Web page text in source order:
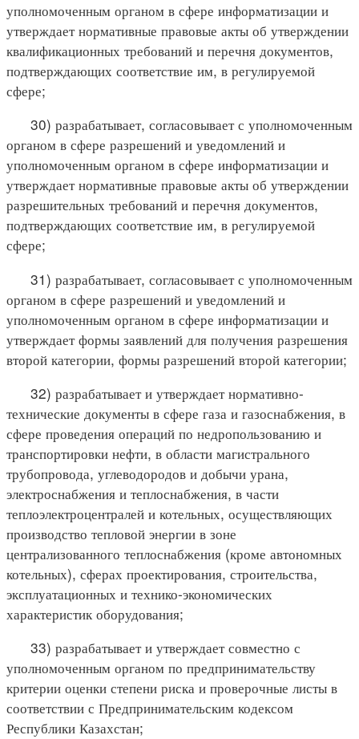
уполномоченным органом в сфере информатизации и
утверждает нормативные правовые акты об утверждении
квалификационных требований и перечня документов,
подтверждающих соответствие им, в регулируемой
сфере;
30) разрабатывает, согласовывает с уполномоченным
органом в сфере разрешений и уведомлений и
уполномоченным органом в сфере информатизации и
утверждает нормативные правовые акты об утверждении
разрешительных требований и перечня документов,
подтверждающих соответствие им, в регулируемой
сфере;
31) разрабатывает, согласовывает с уполномоченным
органом в сфере разрешений и уведомлений и
уполномоченным органом в сфере информатизации и
утверждает формы заявлений для получения разрешения
второй категории, формы разрешений второй категории;
32) разрабатывает и утверждает нормативно-
технические документы в сфере газа и газоснабжения, в
сфере проведения операций по недропользованию и
транспортировки нефти, в области магистрального
трубопровода, углеводородов и добычи урана,
электроснабжения и теплоснабжения, в части
теплоэлектроцентралей и котельных, осуществляющих
производство тепловой энергии в зоне
централизованного теплоснабжения (кроме автономных
котельных), сферах проектирования, строительства,
эксплуатационных и технико-экономических
характеристик оборудования;
33) разрабатывает и утверждает совместно с
уполномоченным органом по предпринимательству
критерии оценки степени риска и проверочные листы в
соответствии с Предпринимательским кодексом
Республики Казахстан;